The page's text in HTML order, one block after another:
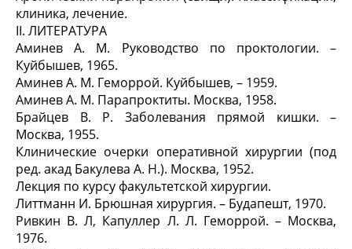
клиника, лечение.
II. ЛИТЕРАТУРА
Аминев А. М. Руководство по проктологии. –
Куйбышев, 1965.
Аминев А. М. Геморрой. Куйбышев, – 1959.
Аминев А. М. Парапроктиты. Москва, 1958.
Брайцев В. Р. Заболевания прямой кишки. –
Москва, 1955.
Клинические очерки оперативной хирургии (под
ред. акад Бакулева А. Н.). Москва, 1952.
Лекция по курсу факультетской хирургии.
Литтманн И. Брюшная хирургия. – Будапешт, 1970.
Ривкин В. Л, Капуллер Л. Л. Геморрой. – Москва,
1976.